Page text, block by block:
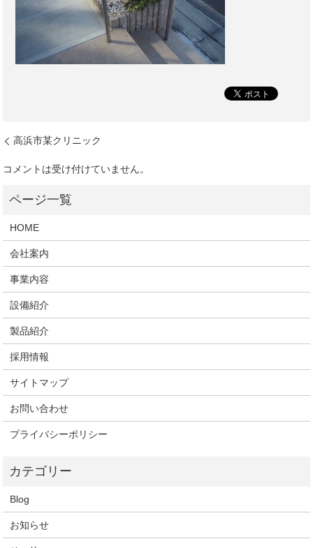
高浜市某クリニック
コメントは受け付けていません。
HOME
会社案内
事業内容
設備紹介
製品紹介
採用情報
サイトマップ
お問い合わせ
プライバシーポリシー
Blog
お知らせ